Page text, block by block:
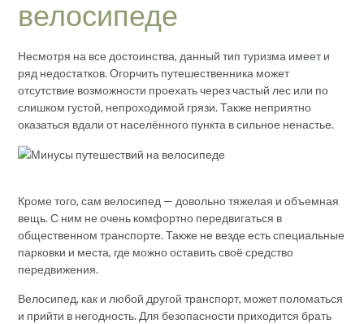
велосипеде
Несмотря на все достоинства, данный тип туризма имеет и
ряд недостатков. Огорчить путешественника может
отсутствие возможности проехать через частый лес или по
слишком густой, непроходимой грязи. Также неприятно
оказаться вдали от населённого пункта в сильное ненастье.
Кроме того, сам велосипед — довольно тяжелая и объемная
вещь. С ним не очень комфортно передвигаться в
общественном транспорте. Также не везде есть специальные
парковки и места, где можно оставить своё средство
передвижения.
Велосипед, как и любой другой транспорт, может поломаться
и прийти в негодность. Для безопасности приходится брать